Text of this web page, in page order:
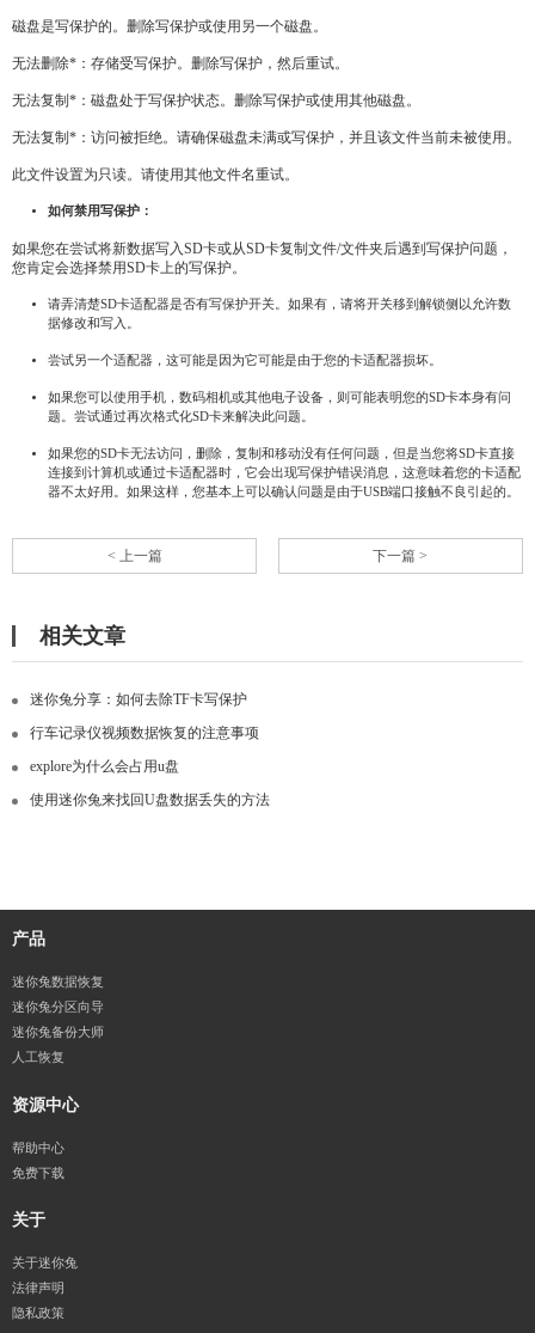
磁盘是写保护的。删除写保护或使用另一个磁盘。
无法删除*：存储受写保护。删除写保护，然后重试。
无法复制*：磁盘处于写保护状态。删除写保护或使用其他磁盘。
无法复制*：访问被拒绝。请确保磁盘未满或写保护，并且该文件当前未被使用。
此文件设置为只读。请使用其他文件名重试。
如何禁用写保护：
如果您在尝试将新数据写入SD卡或从SD卡复制文件/文件夹后遇到写保护问题，
您肯定会选择禁用SD卡上的写保护。
请弄清楚SD卡适配器是否有写保护开关。如果有，请将开关移到解锁侧以允许数
据修改和写入。
尝试另一个适配器，这可能是因为它可能是由于您的卡适配器损坏。
如果您可以使用手机，数码相机或其他电子设备，则可能表明您的SD卡本身有问
题。尝试通过再次格式化SD卡来解决此问题。
如果您的SD卡无法访问，删除，复制和移动没有任何问题，但是当您将SD卡直接
连接到计算机或通过卡适配器时，它会出现写保护错误消息，这意味着您的卡适配
器不太好用。如果这样，您基本上可以确认问题是由于USB端口接触不良引起的。
< 上一篇 下一篇 >
相关文章
迷你兔分享：如何去除TF卡写保护
行车记录仪视频数据恢复的注意事项
explore为什么会占用u盘
使用迷你兔来找回U盘数据丢失的方法
产品
迷你兔数据恢复
迷你兔分区向导
迷你兔备份大师
人工恢复
资源中心
帮助中心
免费下载
关于
关于迷你兔
法律声明
隐私政策